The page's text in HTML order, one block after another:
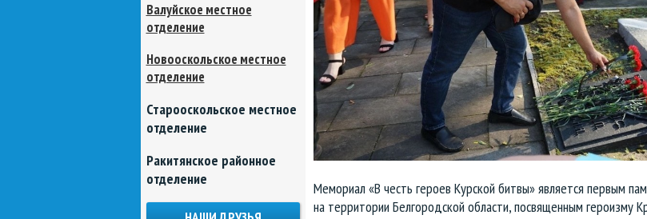
Мемориал «В честь героев Курской битвы» является первым
на территории Белгородской области, посвященным героизму
Валуйское местное
отделение
Новооскольское местное
отделение
Старооскольское местное
отделение
Ракитянское районное
отделение